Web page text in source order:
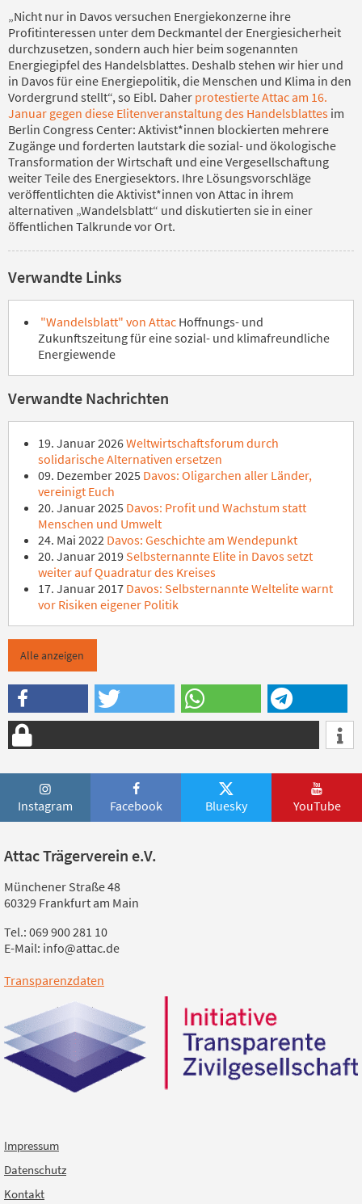
„Nicht nur in Davos versuchen Energiekonzerne ihre
Profitinteressen unter dem Deckmantel der Energiesicherheit
durchzusetzen, sondern auch hier beim sogenannten
Energiegipfel des Handelsblattes. Deshalb stehen wir hier und
in Davos für eine Energiepolitik, die Menschen und Klima in den
Vordergrund stellt“, so Eibl. Daher protestierte Attac am 16.
Januar gegen diese Elitenveranstaltung des Handelsblattes im
Berlin Congress Center: Aktivist*innen blockierten mehrere
Zugänge und forderten lautstark die sozial- und ökologische
Transformation der Wirtschaft und eine Vergesellschaftung
weiter Teile des Energiesektors. Ihre Lösungsvorschläge
veröffentlichten die Aktivist*innen von Attac in ihrem
alternativen „Wandelsblatt“ und diskutierten sie in einer
öffentlichen Talkrunde vor Ort.
Verwandte Links
"Wandelsblatt" von Attac Hoffnungs- und
Zukunftszeitung für eine sozial- und klimafreundliche
Energiewende
Verwandte Nachrichten
19. Januar 2026Weltwirtschaftsforum durch
solidarische Alternativen ersetzen
09. Dezember 2025 Davos: Oligarchen aller Länder,
vereinigt Euch
20. Januar 2025 Davos: Profit und Wachstum statt
Menschen und Umwelt
24. Mai 2022 Davos: Geschichte am Wendepunkt
20. Januar 2019 Selbsternannte Elite in Davos setzt
weiter auf Quadratur des Kreises
17. Januar 2017 Davos: Selbsternannte Weltelite warnt
vor Risiken eigener Politik
Alle anzeigen
Instagram Facebook Bluesky YouTube
Attac Trägerverein e.V.
Münchener Straße 48
60329 Frankfurt am Main
Tel.: 069 900 281 10
E-Mail: info@attac.de
Transparenzdaten
Impressum
Datenschutz
Kontakt